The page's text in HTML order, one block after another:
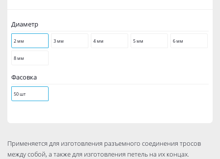
Диаметр
2 мм 3 мм 4 мм 5 мм 6 мм
8 мм
Фасовка
50 шт
Применяется для изготовления разъемного соединения тросов
между собой, а также для изготовления петель на их концах.